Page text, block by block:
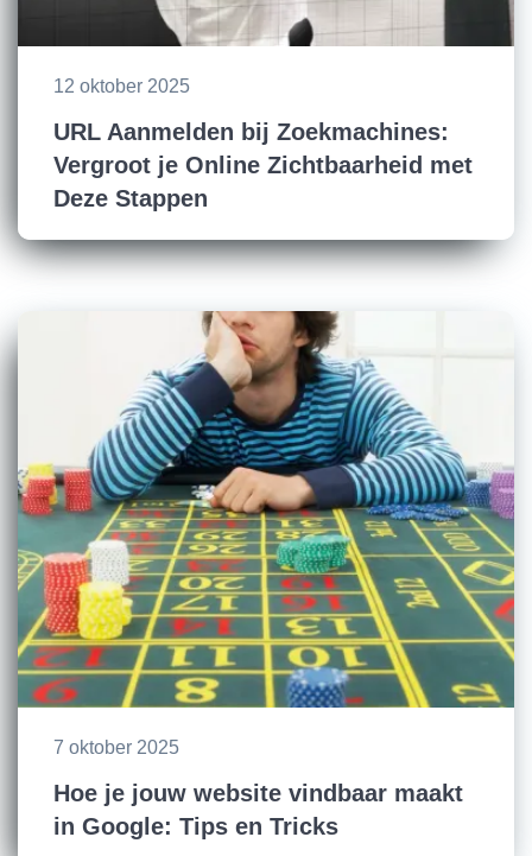
12 oktober 2025
URL Aanmelden bij Zoekmachines:
Vergroot je Online Zichtbaarheid met
Deze Stappen
7 oktober 2025
Hoe je jouw website vindbaar maakt
in Google: Tips en Tricks